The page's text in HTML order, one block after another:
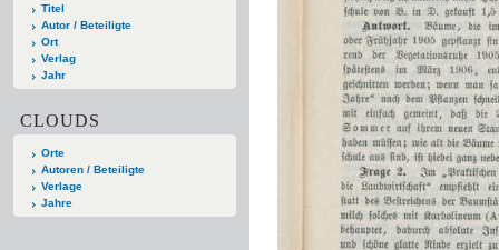
Titel
Autor / Beteiligte
Ort
Verlag
Jahr
CLOUDS
Orte
Autoren / Beteiligte
Verlage
Jahre